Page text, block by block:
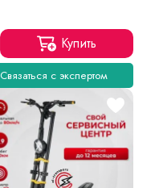
Купить
Связаться с экспертом